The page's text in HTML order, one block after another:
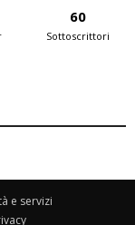
60
Sottoscrittori
e servizi